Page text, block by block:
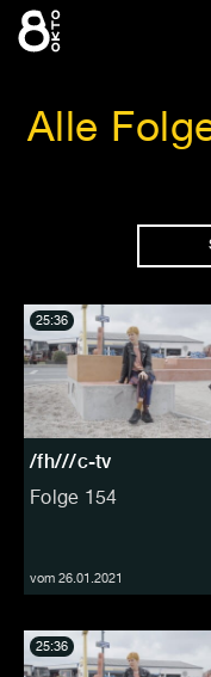
Zum
Inhalt
Alle
/fh///c-tv
Folge 154
vom 26.01.2021
25:36
25:36